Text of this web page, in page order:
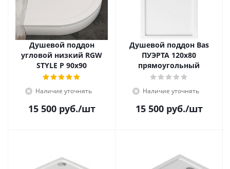
Душевой поддон
угловой низкий RGW
STYLE P 90x90
Наличие уточнять
15 500руб./шт
Душевой поддон Bas
ПУЭРТА 120х80
прямоугольный
Наличие уточнять
15 500руб./шт